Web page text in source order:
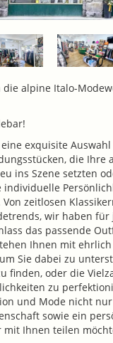
die alpine Italo-
exquisite
die Ihre
ins Szene setzten
individuelle
zeitlosen
wir haben für
das passende
Ihnen mit
Sie dabei zu
finden, oder die
zu
und Mode nicht
sowie ein
mit Ihnen teilen